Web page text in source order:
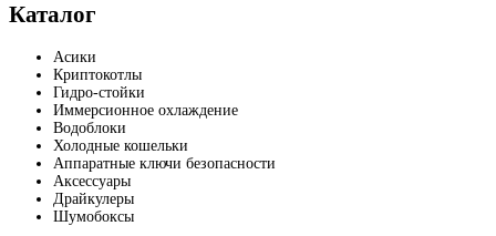
Каталог
Асики
Криптокотлы
Гидро-стойки
Иммерсионное охлаждение
Водоблоки
Холодные кошельки
Аппаратные ключи безопасности
Аксессуары
Драйкулеры
Шумобоксы